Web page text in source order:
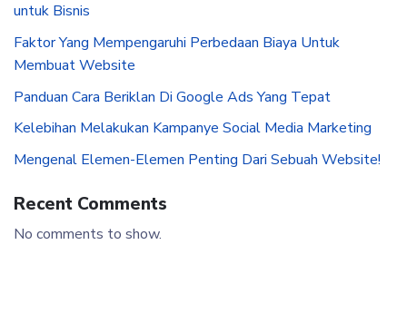
untuk Bisnis
Faktor Yang Mempengaruhi Perbedaan Biaya Untuk
Membuat Website
Panduan Cara Beriklan Di Google Ads Yang Tepat
Kelebihan Melakukan Kampanye Social Media Marketing
Mengenal Elemen-Elemen Penting Dari Sebuah Website!
Recent Comments
No comments to show.